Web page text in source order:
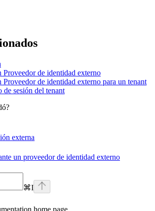
de identidad externo
de identidad externo para un tenant
sesión del tenant
externa
un proveedor de identidad externo
⌘I
home page